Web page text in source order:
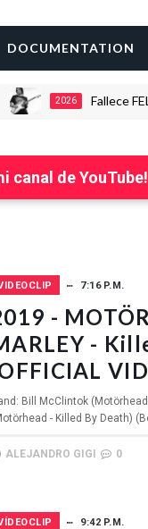
DOCUMENTATION
2026 Fallece FELIPE
canal de YouTube!
7:16 P.M.
-
-
Bill McClintok
- Killed By Death)
ALEJANDRO GIGI 0
9:42 P.M.